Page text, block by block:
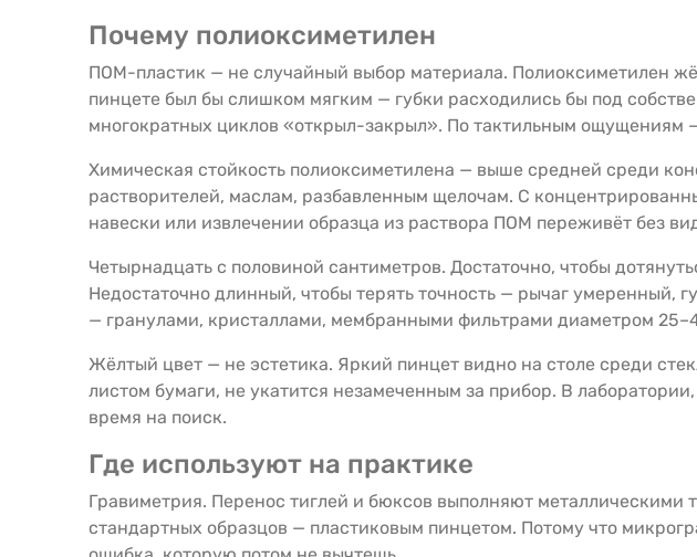
Почему полиоксиметилен
ПОМ-пластик — не случайный выбор материала. Полиоксиметилен
пинцете был бы слишком мягким — губки расходились бы под
многократных циклов «открыл-закрыл». По тактильным ощущениям
Химическая стойкость полиоксиметилена — выше средней среди
растворителей, маслам, разбавленным щелочам. С
навески или извлечении образца из раствора ПОМ переживёт без
Четырнадцать с половиной сантиметров. Достаточно, чтобы
Недостаточно длинный, чтобы терять точность — рычаг умеренный,
— гранулами, кристаллами, мембранными фильтрами диаметром
Жёлтый цвет — не эстетика. Яркий пинцет видно на столе среди
листом бумаги, не укатится незамеченным за прибор. В
время на поиск.
Где используют на практике
Гравиметрия. Перенос тиглей и бюксов выполняют
стандартных образцов — пластиковым пинцетом. Потому что